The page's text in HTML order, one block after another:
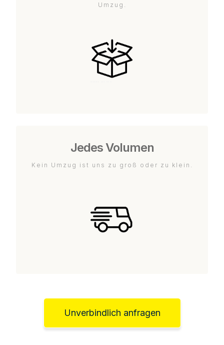
Umzug.
Jedes Volumen
Kein Umzug ist uns zu groß oder zu klein.
Unverbindlich anfragen